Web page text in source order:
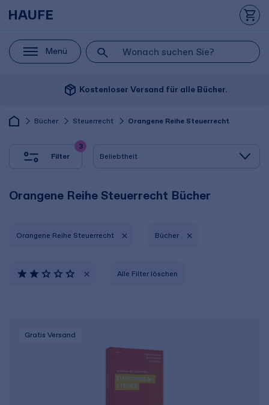
Menü
package_2 Kostenloser Versand für alle Bücher.
Bücher Steuerrecht Orangene Reihe Steuerrecht
Filter
3
Orangene Reihe Steuerrecht Bücher
Orangene Reihe Steuerrecht Bücher
Alle Filter löschen
Gratis Versand